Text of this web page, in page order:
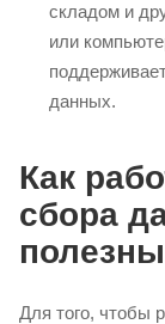
складом и
или
данных.
Как
сбора
Для того, чтобы